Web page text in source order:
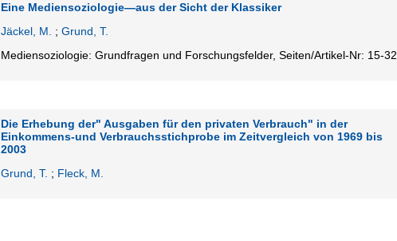
Eine Mediensoziologie—aus der Sicht der Klassiker
Jäckel, M.
; Grund, T.
Mediensoziologie: Grundfragen und Forschungsfelder, Seiten/Artikel-Nr: 15-32
Die Erhebung der" Ausgaben für den privaten Verbrauch" in der
Einkommens-und Verbrauchsstichprobe im Zeitvergleich von 1969 bis
2003
Grund, T. ; Fleck, M.